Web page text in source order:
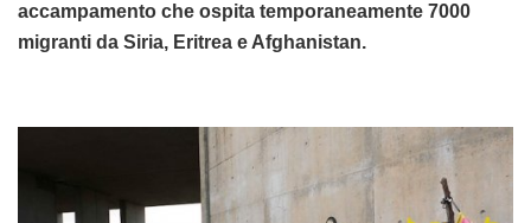
accampamento che ospita temporaneamente 7000
migranti da Siria, Eritrea e Afghanistan.